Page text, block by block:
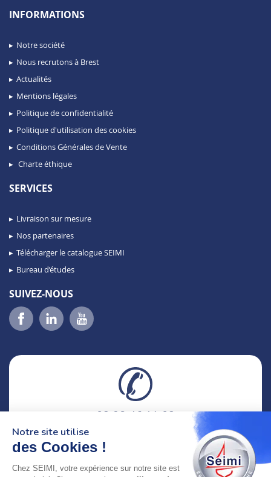
INFORMATIONS
Notre société
Nous recrutons à Brest
Actualités
Mentions légales
Politique de confidentialité
Politique d'utilisation des cookies
Conditions Générales de Vente
Charte éthique
SERVICES
Livraison sur mesure
Nos partenaires
Télécharger le catalogue SEIMI
Bureau d’études
SUIVEZ-NOUS
02 98 46 11 02
8h-12h30 & 13h30-18h
adresse : 75 Rue Amiral Troude,
Notre site utilise
des Cookies !
Chez SEIMI, votre expérience sur notre site est